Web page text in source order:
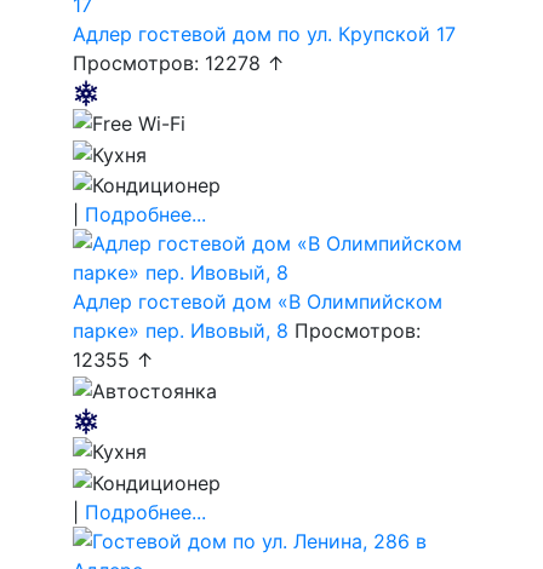
Адлер гостевой дом по ул. Крупской 17
Просмотров: 12278 ↑
Подробнее...
Адлер гостевой дом «В Олимпийском
парке» пер. Ивовый, 8 Просмотров:
12355 ↑
Подробнее...